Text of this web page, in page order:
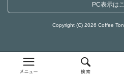
PC表示は
Copyright (C) 2026 Coffee